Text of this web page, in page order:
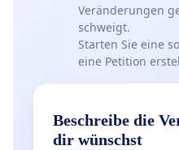
Veränderungen
schweigt.
Starten Sie eine
eine Petition
Beschreibe die
dir wünschst